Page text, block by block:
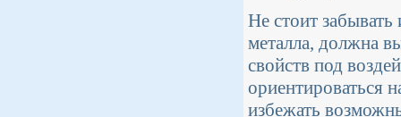
Не стоит
металла, должна
свойств под
ориентироваться
избежать